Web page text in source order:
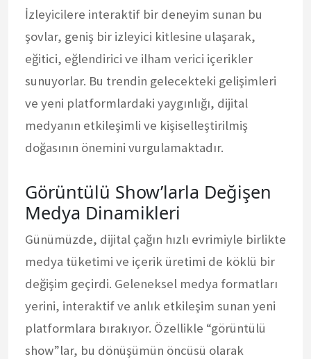
İzleyicilere interaktif bir deneyim sunan bu
şovlar, geniş bir izleyici kitlesine ulaşarak,
eğitici, eğlendirici ve ilham verici içerikler
sunuyorlar. Bu trendin gelecekteki gelişimleri
ve yeni platformlardaki yaygınlığı, dijital
medyanın etkileşimli ve kişiselleştirilmiş
doğasının önemini vurgulamaktadır.
Görüntülü Show’larla Değişen
Medya Dinamikleri
Günümüzde, dijital çağın hızlı evrimiyle birlikte
medya tüketimi ve içerik üretimi de köklü bir
değişim geçirdi. Geleneksel medya formatları
yerini, interaktif ve anlık etkileşim sunan yeni
platformlara bırakıyor. Özellikle “görüntülü
show”lar, bu dönüşümün öncüsü olarak